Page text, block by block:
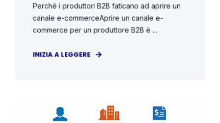
Perché i produttori B2B faticano ad aprire un
canale e-commerceAprire un canale e-
commerce per un produttore B2B è ...
INIZIA A LEGGERE